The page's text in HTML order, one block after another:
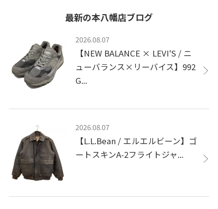
最新の本八幡店ブログ
2026.08.07
【NEW BALANCE × LEVI'S / ニ
ューバランス×リーバイス】992
G...
2026.08.07
【L.L.Bean / エルエルビーン】ゴ
ートスキンA-2フライトジャ...